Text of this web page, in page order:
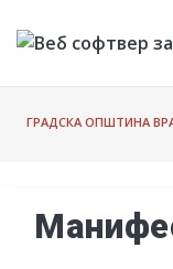
ГРАДСКА ОПШТИНА